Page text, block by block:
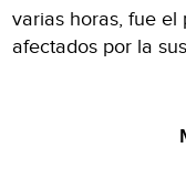
varias horas, fue el
afectados por la